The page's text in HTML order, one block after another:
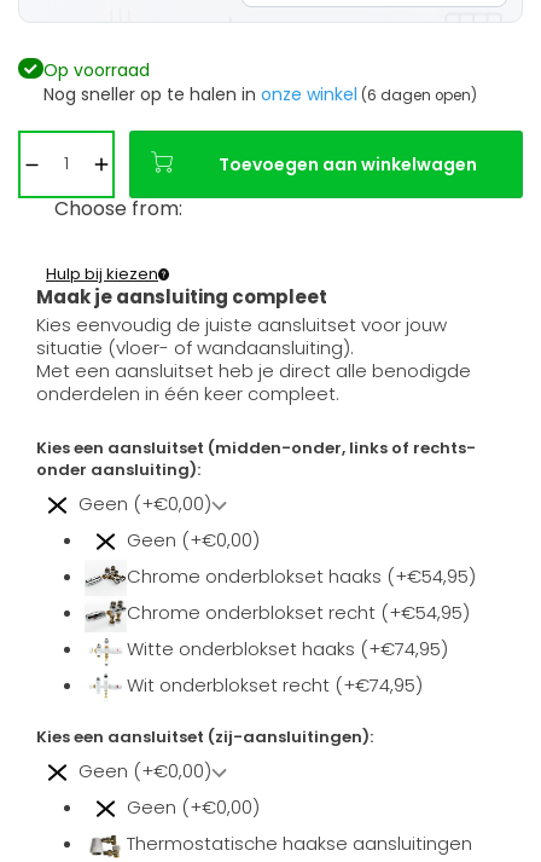
Op voorraad
Nog sneller op te halen in onze winkel (6 dagen open)
Toevoegen aan winkelwagen
Choose from:
Maak je aansluiting compleet
Hulp bij kiezen
Kies eenvoudig de juiste aansluitset voor jouw
situatie (vloer- of wandaansluiting).
Met een aansluitset heb je direct alle benodigde
onderdelen in één keer compleet.
Kies een aansluitset (midden-onder, links of rechts-
onder aansluiting):
Geen (+€0,00)
Geen (+€0,00)
Chrome onderblokset haaks (+€54,95)
Chrome onderblokset recht (+€54,95)
Witte onderblokset haaks (+€74,95)
Wit onderblokset recht (+€74,95)
Kies een aansluitset (zij-aansluitingen):
Geen (+€0,00)
Geen (+€0,00)
Thermostatische haakse aansluitingen